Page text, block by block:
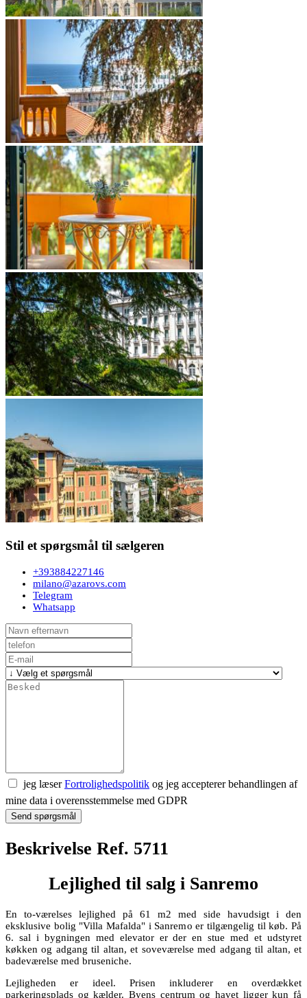
Stil et spørgsmål til sælgeren
+393884227146
milano@azarovs.com
Telegram
Whatsapp
jeg læserFortrolighedspolitik og jeg accepterer behandlingen af
mine data i overensstemmelse med GDPR
Send spørgsmål
Beskrivelse Ref. 5711
Lejlighed til salg i Sanremo
En to-værelses lejlighed på 61 m2 med side havudsigt i den
eksklusive bolig "Villa Mafalda" i Sanremo er tilgængelig til køb. På
6. sal i bygningen med elevator er der en stue med et udstyret
køkken og adgang til altan, et soveværelse med adgang til altan, et
badeværelse med bruseniche.
Lejligheden er ideel. Prisen inkluderer en overdækket
parkeringsplads og kælder. Byens centrum og havet ligger kun få